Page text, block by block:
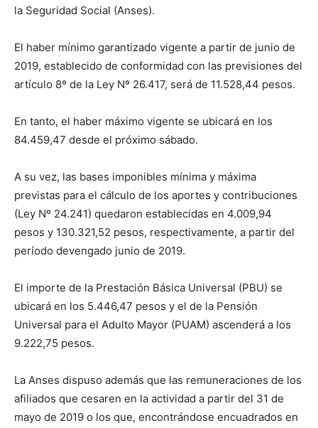
la Seguridad Social (Anses).
El haber mínimo garantizado vigente a partir de junio de
2019, establecido de conformidad con las previsiones del
artículo 8º de la Ley Nº 26.417, será de 11.528,44 pesos.
En tanto, el haber máximo vigente se ubicará en los
84.459,47 desde el próximo sábado.
A su vez, las bases imponibles mínima y máxima
previstas para el cálculo de los aportes y contribuciones
(Ley Nº 24.241) quedaron establecidas en 4.009,94
pesos y 130.321,52 pesos, respectivamente, a partir del
período devengado junio de 2019.
El importe de la Prestación Básica Universal (PBU) se
ubicará en los 5.446,47 pesos y el de la Pensión
Universal para el Adulto Mayor (PUAM) ascenderá a los
9.222,75 pesos.
La Anses dispuso además que las remuneraciones de los
afiliados que cesaren en la actividad a partir del 31 de
mayo de 2019 o los que, encontrándose encuadrados en